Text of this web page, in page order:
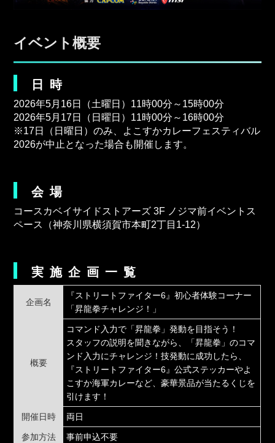
イベント概要
日時
2026年5月16日（土曜日）11時00分～15時00分
2026年5月17日（日曜日）11時00分～16時00分
※17日（日曜日）のみ、よこすかカレーフェスティバル
2026が中止となった場合も開催します。
会場
コースカベイサイドストアーズ 3F ノジマ前イベントス
ペース（神奈川県横須賀市本町2丁目1-12）
実施企画一覧
企画名
『ストリートファイター6』初心者体験コーナー
「昇龍拳チャレンジ！」
概要
コマンド入力で「昇龍拳」発動を目指そう！
スタッフの説明を聞きながら、「昇龍拳」のコマ
ンド入力にチャレンジ！技発動に成功したら、
『ストリートファイター6』公式ステッカーやよ
こすか海軍カレーなど、豪華景品が当たるくじを
引けます！
開催日時 両日
参加方法 事前申込不要